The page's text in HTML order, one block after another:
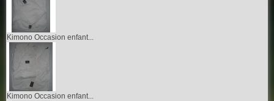
Kimono Occasion enfant...
Kimono Occasion enfant...